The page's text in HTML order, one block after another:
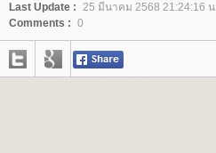
Last Update :
25 มีนาคม 2568 21:24:16 น.
Comments : 0